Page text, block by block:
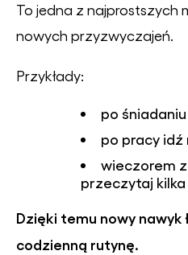
To jedna z najprostszych
nowych przyzwyczajeń.
Przykłady:
po
po pracy idź
wieczorem
przeczytaj kilka
Dzięki temu nowy nawyk
codzienną rutynę.